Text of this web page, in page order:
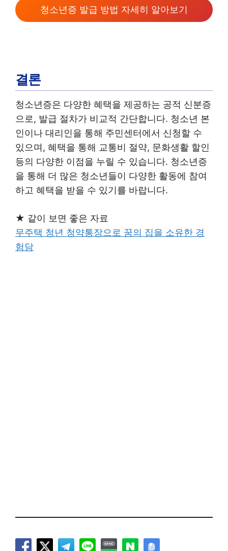
청소년증 발급 방법 자세히 알아보기
결론
청소년증은 다양한 혜택을 제공하는 공적 신분증
으로, 발급 절차가 비교적 간단합니다. 청소년 본
인이나 대리인을 통해 주민센터에서 신청할 수
있으며, 혜택을 통해 교통비 절약, 문화생활 할인
등의 다양한 이점을 누릴 수 있습니다. 청소년증
을 통해 더 많은 청소년들이 다양한 활동에 참여
하고 혜택을 받을 수 있기를 바랍니다.
★ 같이 보면 좋은 자료
무주택 청년 청약통장으로 꿈의 집을 소유한 경
험담